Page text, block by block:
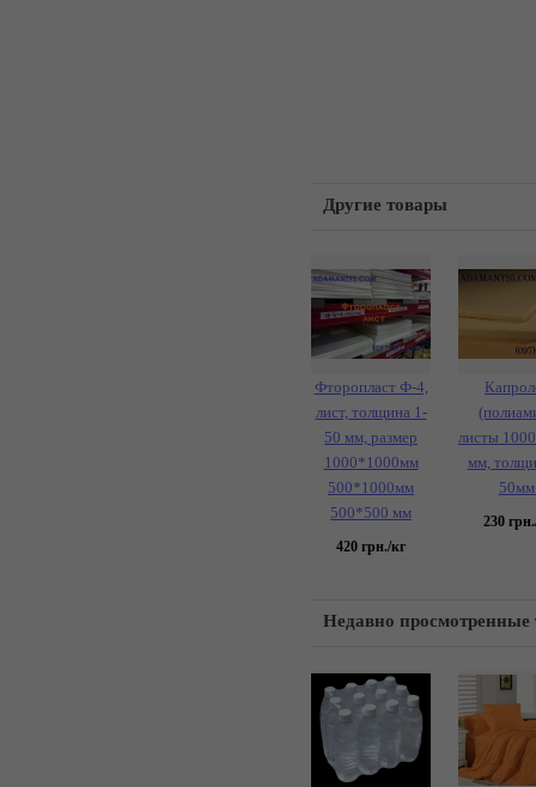
Другие товары
Фторопласт Ф-4,
лист, толщина 1-
50 мм, размер
1000*1000мм
500*1000мм
500*500 мм
420 грн./кг
листы
мм,
230
Недавно просмотренные